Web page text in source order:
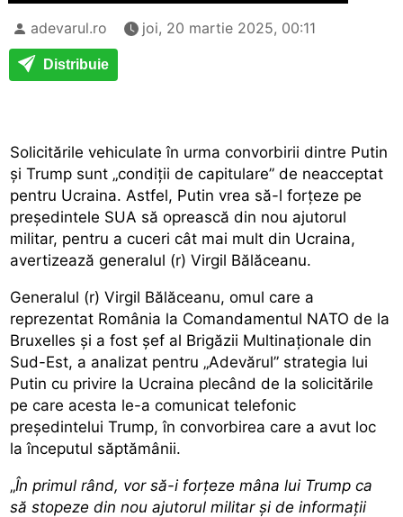
adevarul.ro joi, 20 martie 2025, 00:11
Distribuie
Solicitările vehiculate în urma convorbirii dintre Putin
și Trump sunt „condiții de capitulare” de neacceptat
pentru Ucraina. Astfel, Putin vrea să-l forțeze pe
președintele SUA să oprească din nou ajutorul
militar, pentru a cuceri cât mai mult din Ucraina,
avertizează generalul (r) Virgil Bălăceanu.
Generalul (r) Virgil Bălăceanu, omul care a
reprezentat România la Comandamentul NATO de la
Bruxelles şi a fost şef al Brigăzii Multinaţionale din
Sud-Est, a analizat pentru „Adevărul” strategia lui
Putin cu privire la Ucraina plecând de la solicitările
pe care acesta le-a comunicat telefonic
președintelui Trump, în convorbirea care a avut loc
la începutul săptămânii.
„În primul rând, vor să-i forțeze mâna lui Trump ca
să stopeze din nou ajutorul militar și de informații